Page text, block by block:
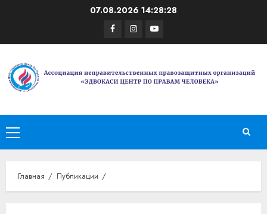
07.08.2026 14:28:28
Facebook
Instagram
Youtube
Основное
меню
Главная Публикации